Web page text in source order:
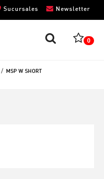
Newsletter
Sucursales
0
MSP W SHORT